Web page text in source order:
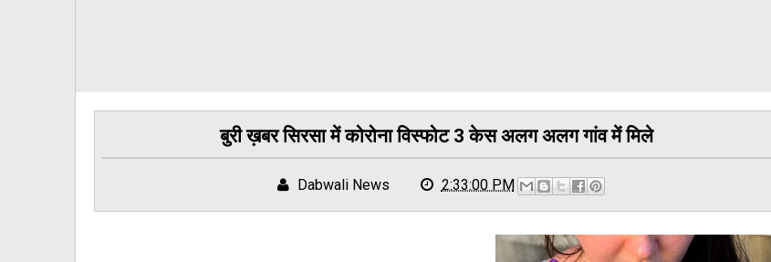
बुरी ख़बर सिरसा में कोरोना विस्फोट 3 केस अलग अलग गांव में मिले
Dabwali News 2:33:00 PM